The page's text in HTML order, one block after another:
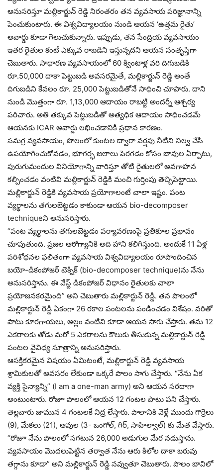
అనుసరిస్తూ మల్లికార్జున్ రెడ్డి నిరంతరం తన వ్యవసాయ పరిజ్ఞానాన్ని
పెంచుకుంటారు. ఈ విశ్వవిద్యాలయం నుండి ఆయన ‘ఉత్తమ రైతు’
అవార్డు కూడా గెలుచుకున్నారు. ఇప్పుడు, తన సేంద్రియ వ్యవసాయం
ఇతర రైతుల కంటే ఎక్కువ రాబడిని ఇస్తున్నదని ఆయన సంతృప్తిగా
చెబుతారు. సాధారణ వ్యవసాయంలో 60 క్వింటాళ్ల వరి దిగుబడికి
రూ.50,000 దాకా పెట్టుబడి అవసరమైతే, మల్లికార్జున్ రెడ్డి అంతే
దిగుబడిని కేవలం రూ. 25,000 పెట్టుబడితోనే సాధించి చూపారు. దాని
నుండి మొత్తంగా రూ. 1,13,000 ఆదాయం రాబట్టి అందర్నీ ఆశ్చర్య
పరిచారు. అతి తక్కువ పెట్టుబడితో అత్యధిక ఆదాయం సాధించడమే
ఆయనకు ICAR అవార్డు లభించడానికి ప్రధాన కారణం.
సమగ్ర వ్యవసాయం, పొలంలో కుంటల ద్వారా వర్షపు నీటిని నిల్వ చేసి
ఉపయోగించుకోవడం, భూగర్భ జలాలు పెరగడం కోసం బావుల ఏర్పాటు,
పురుగుమందుల వినియోగాన్ని వారిస్తూ తోటి రైతులలో అవగాహన
కల్పించడం వంటివి మల్లికార్జున్‌ రెడ్డికి మంచి గుర్తింపు తెచ్చిపెట్టాయి.
మల్లికార్జున్ రెడ్డికి వ్యవసాయ ప్రయోగాలంటే చాలా ఇష్టం. పంట
వ్యర్థాలను తగులబెట్టడం కాకుండా ఆయన bio-decomposer
techniqueని అనుసరిస్తారు.
“పంట వ్యర్థాలను తగులబెట్టడం పర్యావరణంపై ప్రతికూల ప్రభావం
చూపుతుంది. ప్రజల ఆరోగ్యానికి అది హాని కలిగిస్తుంది. అందుకే 11 ఏళ్ల
పరిశోధనల ఫలితంగా వ్యవసాయ విశ్వవిద్యాలయం రూపొందించిన
బయో-డికంపోజర్ టెక్నిక్‌ (bio-decomposer technique)ను నేను
అనుసరిస్తాను. ఈ వేస్ట్ డికంపోజర్‌ విధానం రైతులకు చాలా
ప్రయోజనకరమైంది” అని చెబుతారు మల్లికార్జున్ రెడ్డి. తన పొలంలో
మల్లికార్జున్ రెడ్డి ఏకంగా 26 రకాల పంటలను పండించడం విశేషం. వరితో
పాటు కూరగాయలు, అల్లం వంటివి కూడా ఆయన సాగు చేస్తారు. తమ 12
ఎకరాలకు తోడు మరో 5 ఎకరాలను కౌలుకు తీసుకున్న మల్లికార్జున్ రెడ్డి
పంటల వైవిధ్య సూత్రాన్ని అనుసరిస్తారు.
ఆసక్తికరమైన విషయం ఏమిటంటే, మల్లికార్జున్ రెడ్డి వ్యవసాయ
శ్రామికులతో అవసరం లేకుండా ఒక్కరే పొలం సాగు చేస్తారు. “నేను ఏక
వ్యక్తి సైన్యాన్ని” (I am a one-man army) అని ఆయన సరదాగా
అంటుంటారు. రోజూ పొలంలో ఆయన 12 గంటల పాటు పని చేస్తారు.
తెల్లవారు జామున 4 గంటలకే నిద్ర లేస్తారు. పొలానికి వెళ్లే ముందు గొర్రెలు
(9), మేకలు (21), ఆవుల (3- ఒంగోల్, గిర్, సాహిల్వాల్) కు మేత వేస్తారు.
“రోజూ నేను పొలంలో సగటున 26,000 అడుగుల మేర నడుస్తాను.
వ్యవసాయం మొదలుపెట్టిన తర్వాత నేను ఆరు కిలోల దాకా బరువు
తగ్గాను కూడా” అని మల్లికార్జున్ రెడ్డి నవ్వుతూ చెబుతారు. పొలం బావిలో